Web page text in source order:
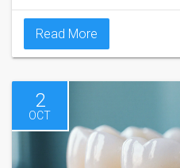
Read More
2
OCT